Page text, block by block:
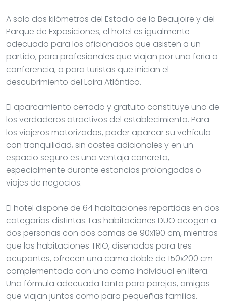
A solo dos kilómetros del Estadio de la Beaujoire y del
Parque de Exposiciones, el hotel es igualmente
adecuado para los aficionados que asisten a un
partido, para profesionales que viajan por una feria o
conferencia, o para turistas que inician el
descubrimiento del Loira Atlántico.
El aparcamiento cerrado y gratuito constituye uno de
los verdaderos atractivos del establecimiento. Para
los viajeros motorizados, poder aparcar su vehículo
con tranquilidad, sin costes adicionales y en un
espacio seguro es una ventaja concreta,
especialmente durante estancias prolongadas o
viajes de negocios.
El hotel dispone de 64 habitaciones repartidas en dos
categorías distintas. Las habitaciones DUO acogen a
dos personas con dos camas de 90x190 cm, mientras
que las habitaciones TRIO, diseñadas para tres
ocupantes, ofrecen una cama doble de 150x200 cm
complementada con una cama individual en litera.
Una fórmula adecuada tanto para parejas, amigos
que viajan juntos como para pequeñas familias.